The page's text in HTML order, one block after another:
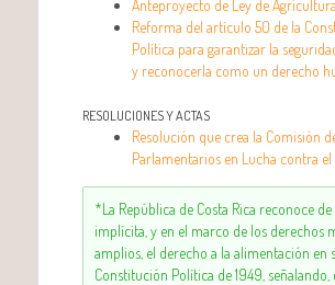
Anteproyecto de Ley de
Reforma del artículo 50 de la
Política para garantizar la
y reconocerla como un derecho
RESOLUCIONES Y ACTAS
Resolución que crea la Comisión
Parlamentarios en Lucha contra
*La República de Costa Rica reconoce
implícita, y en el marco de los derechos
amplios, el derecho a la alimentación en
Constitución Política de 1949, señalando,